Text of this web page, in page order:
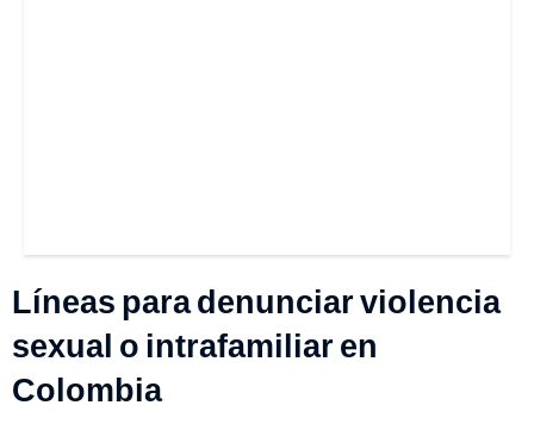
Líneas para denunciar violencia
sexual o intrafamiliar en
Colombia